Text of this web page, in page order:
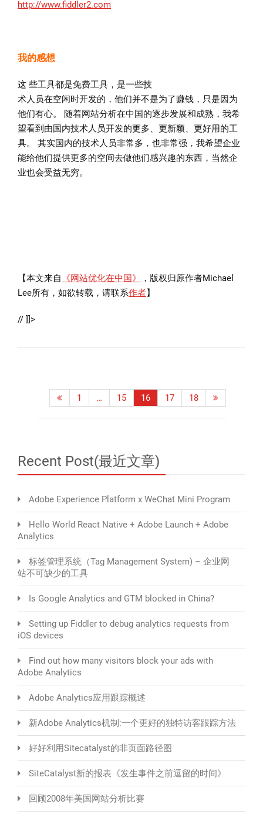
http://www.fiddler2.com
我的感想
这 些工具都是免费工具，是一些技
术人员在空闲时开发的，他们并不是为了赚钱，只是因为
他们有心。 随着网站分析在中国的逐步发展和成熟，我希
望看到由国内技术人员开发的更多、更新颖、更好用的工
具。 其实国内的技术人员非常多，也非常强，我希望企业
能给他们提供更多的空间去做他们感兴趣的东西，当然企
业也会受益无穷。
【本文来自 《网站优化在中国》
，版权归原作者Michael
Lee所有，如欲转载，请联系作者】
// ]]>
Posts
pagination
1 … 15 16 17 18
Recent Post(最近文章)
Adobe Experience Platform x WeChat Mini Program
Hello World React Native + Adobe Launch + Adobe
Analytics
标签管理系统（Tag Management System) – 企业网
站不可缺少的工具
Is Google Analytics and GTM blocked in China?
Setting up Fiddler to debug analytics requests from
iOS devices
Find out how many visitors block your ads with
Adobe Analytics
Adobe Analytics应用跟踪概述
新Adobe Analytics机制:一个更好的独特访客跟踪方法
好好利用Sitecatalyst的非页面路径图
SiteCatalyst新的报表《发生事件之前逗留的时间》
回顾2008年美国网站分析比赛